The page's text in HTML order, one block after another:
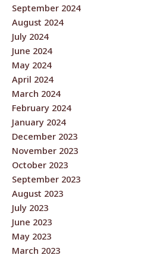
September 2024
August 2024
July 2024
June 2024
May 2024
April 2024
March 2024
February 2024
January 2024
December 2023
November 2023
October 2023
September 2023
August 2023
July 2023
June 2023
May 2023
March 2023